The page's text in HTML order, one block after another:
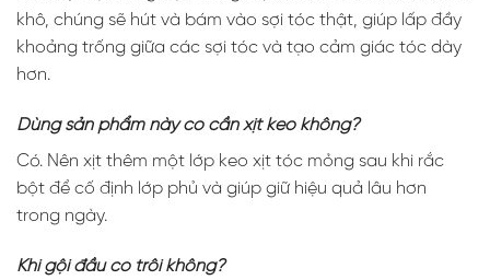
khô, chúng sẽ hút và bám vào sợi tóc thật, giúp lấp đầy
khoảng trống giữa các sợi tóc và tạo cảm giác tóc dày
hơn.
Dùng sản phẩm này có cần xịt keo không?
Có. Nên xịt thêm một lớp keo xịt tóc mỏng sau khi rắc
bột để cố định lớp phủ và giúp giữ hiệu quả lâu hơn
trong ngày.
Khi gội đầu có trôi không?